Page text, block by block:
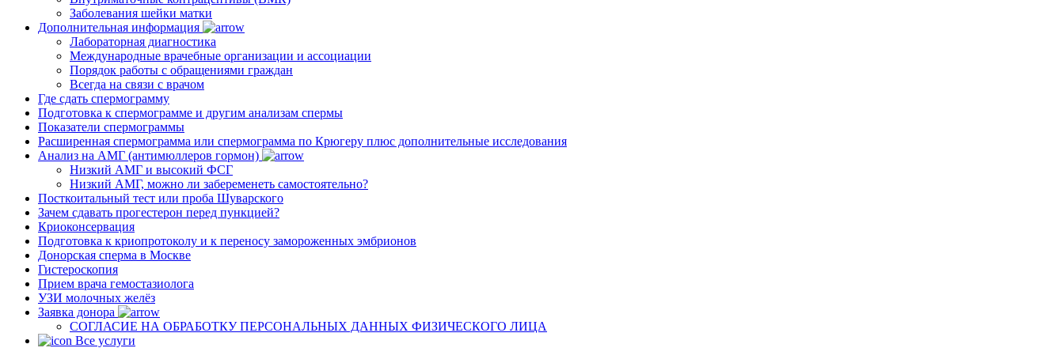
Заболевания шейки матки
Дополнительная информация
Лабораторная диагностика
Международные врачебные организации и ассоциации
Порядок работы с обращениями граждан
Всегда на связи с врачом
Где сдать спермограмму
Подготовка к спермограмме и другим анализам спермы
Показатели спермограммы
Расширенная спермограмма или спермограмма по Крюгеру плюс дополнительные исследования
Анализ на АМГ (антимюллеров гормон)
Низкий АМГ и высокий ФСГ
Низкий АМГ, можно ли забеременеть самостоятельно?
Посткоитальный тест или проба Шуварского
Зачем сдавать прогестерон перед пункцией?
Криоконсервация
Подготовка к криопротоколу и к переносу замороженных эмбрионов
Донорская сперма в Москве
Гистероскопия
Прием врача гемостазиолога
УЗИ молочных желёз
Заявка донора
СОГЛАСИЕ НА ОБРАБОТКУ ПЕРСОНАЛЬНЫХ ДАННЫХ ФИЗИЧЕСКОГО ЛИЦА
Все услуги